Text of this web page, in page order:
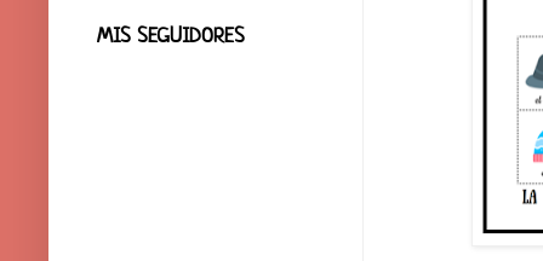
MIS SEGUIDORES